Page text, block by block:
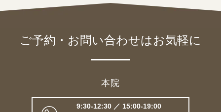
ご予約・お問い合わせはお気軽に
本院
9:30-12:30 ／ 15:00-19:00